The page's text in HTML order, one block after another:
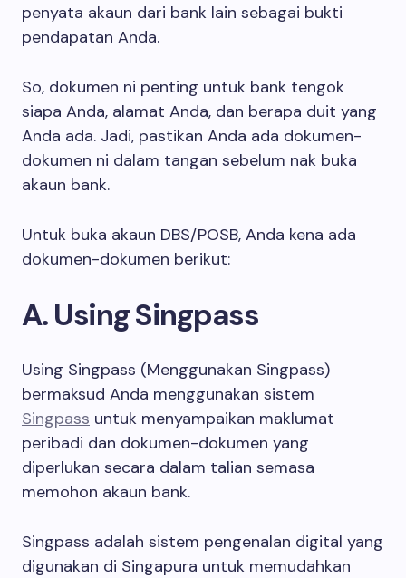
penyata akaun dari bank lain sebagai bukti
pendapatan Anda.
So, dokumen ni penting untuk bank tengok
siapa Anda, alamat Anda, dan berapa duit yang
Anda ada. Jadi, pastikan Anda ada dokumen-
dokumen ni dalam tangan sebelum nak buka
akaun bank.
Untuk buka akaun DBS/POSB, Anda kena ada
dokumen-dokumen berikut:
A. Using Singpass
Using Singpass (Menggunakan Singpass)
bermaksud Anda menggunakan sistem
Singpass untuk menyampaikan maklumat
peribadi dan dokumen-dokumen yang
diperlukan secara dalam talian semasa
memohon akaun bank.
Singpass adalah sistem pengenalan digital yang
digunakan di Singapura untuk memudahkan